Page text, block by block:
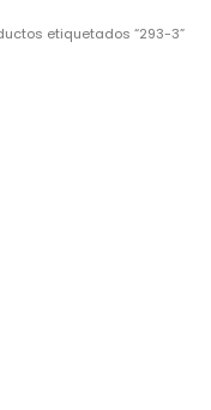
etiquetados “293-3”